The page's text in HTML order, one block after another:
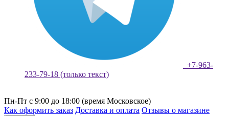
+7-963-
233-79-18 (только текст)
Пн-Пт с 9:00 до 18:00 (время Московское)
Как оформить заказ Доставка и оплата Отзывы о магазине